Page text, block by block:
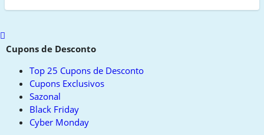
Scroll
toCupons de Desconto
Top 25 Cupons de Desconto
Cupons Exclusivos
Sazonal
Black Friday
Cyber Monday